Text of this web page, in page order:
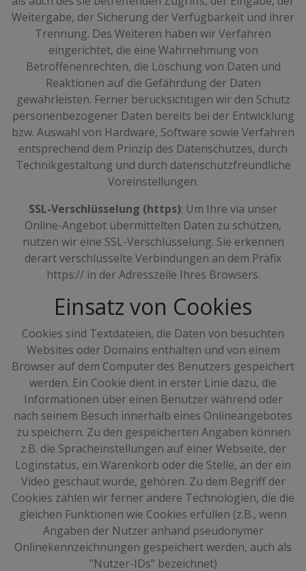
Weitergabe, der Sicherung der Verfügbarkeit und ihrer
Trennung. Des Weiteren haben wir Verfahren
eingerichtet, die eine Wahrnehmung von
Betroffenenrechten, die Löschung von Daten und
Reaktionen auf die Gefährdung der Daten
gewährleisten. Ferner berücksichtigen wir den Schutz
personenbezogener Daten bereits bei der Entwicklung
bzw. Auswahl von Hardware, Software sowie Verfahren
entsprechend dem Prinzip des Datenschutzes, durch
Technikgestaltung und durch datenschutzfreundliche
Voreinstellungen.
SSL-Verschlüsselung (https): Um Ihre via unser
Online-Angebot übermittelten Daten zu schützen,
nutzen wir eine SSL-Verschlüsselung. Sie erkennen
derart verschlüsselte Verbindungen an dem Präfix
https:// in der Adresszeile Ihres Browsers.
Einsatz von Cookies
Cookies sind Textdateien, die Daten von besuchten
Websites oder Domains enthalten und von einem
Browser auf dem Computer des Benutzers gespeichert
werden. Ein Cookie dient in erster Linie dazu, die
Informationen über einen Benutzer während oder
nach seinem Besuch innerhalb eines Onlineangebotes
zu speichern. Zu den gespeicherten Angaben können
z.B. die Spracheinstellungen auf einer Webseite, der
Loginstatus, ein Warenkorb oder die Stelle, an der ein
Video geschaut wurde, gehören. Zu dem Begriff der
Cookies zählen wir ferner andere Technologien, die die
gleichen Funktionen wie Cookies erfüllen (z.B., wenn
Angaben der Nutzer anhand pseudonymer
Onlinekennzeichnungen gespeichert werden, auch als
"Nutzer-IDs" bezeichnet)